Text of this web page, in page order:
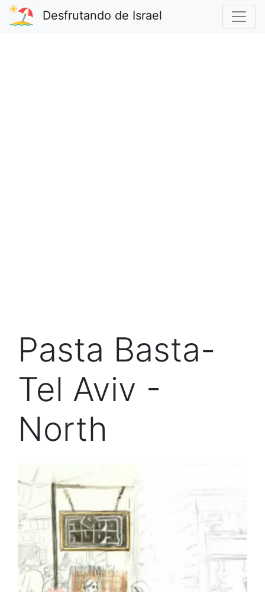
Desfrutando de Israel
Pasta Basta-
Tel Aviv -
North